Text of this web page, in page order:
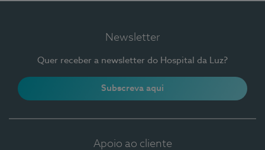
Newsletter
Quer receber a newsletter do Hospital da Luz?
Subscreva aqui
Apoio ao cliente